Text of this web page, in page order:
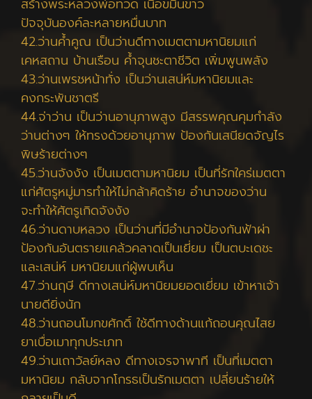
สร้างพระหลวงพ่อทวด เนื้อขมิ้นขาว
ปัจจุบันองค์ละหลายหมื่นบาท
42.ว่านค้ำคูณ เป็นว่านดีทางเมตตามหานิยมแก่
เคหสถาน บ้านเรือน ค้ำจุนชะตาชีวิต เพิ่มพูนพลัง
43.ว่านเพรชหน้าทั่ง เป็นว่านเสน่ห์มหานิยมและ
คงกระพันชาตรี
44.จ่าว่าน เป็นว่านอานุภาพสูง มีสรรพคุณคุมกำลัง
ว่านต่างๆ ให้ทรงด้วยอานุภาพ ป้องกันเสนียดจัญไร
พิษร้ายต่างๆ
45.ว่านจังงัง เป็นเมตตามหานิยม เป็นที่รักใคร่เมตตา
แก่ศัตรูหมู่มารทำให้ไม่กล้าคิดร้าย อำนาจของว่าน
จะทำให้ศัตรูเกิดจังงัง
46.ว่านดาบหลวง เป็นว่านที่มีอำนาจป้องกันฟ้าผ่า
ป้องกันอันตรายแคล้วคลาดเป็นเยี่ยม เป็นตบะเดชะ
และเสน่ห์ มหานิยมแก่ผู้พบเห็น
47.ว่านฤษี ดีทางเสน่ห์มหานิยมยอดเยี่ยม เข้าหาเจ้า
นายดียิ่งนัก
48.ว่านถอนโมกขศักดิ์ ใช้ดีทางด้านแก้ถอนคุณไสย
ยาเบื่อเมาทุกประเภท
49.ว่านเถาวัลย์หลง ดีทางเจรจาพาที เป็นที่เมตตา
มหานิยม กลับจากโกรธเป็นรักเมตตา เปลี่ยนร้ายให้